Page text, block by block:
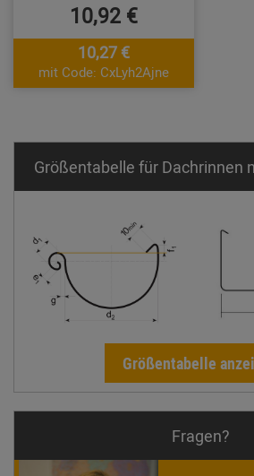
10,92 €
10,27 €
mit Code: CxLyh2Ajne
Größentabelle für Dachrinnen
Größentabelle
Fragen?